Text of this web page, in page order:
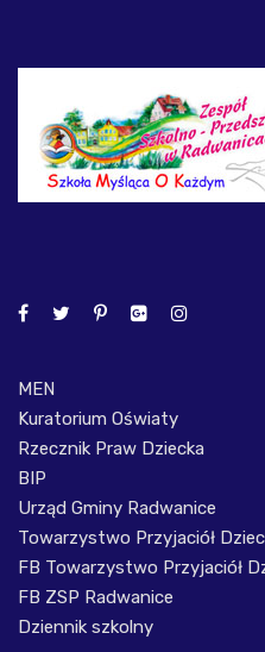
MEN
Kuratorium Oświaty
Rzecznik Praw Dziecka
BIP
Urząd Gminy Radwanice
Towarzystwo Przyjaciół
FB Towarzystwo Przyjaciół
FB ZSP Radwanice
Dziennik szkolny